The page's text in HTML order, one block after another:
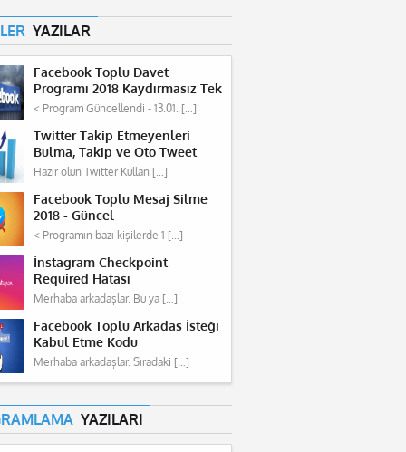
YAZILAR
Facebook Toplu Davet
Programı 2018 Kaydırmasız Tek
Tuş
< Program Güncellendi - 13.01. […]
Twitter Takip Etmeyenleri
Bulma, Takip ve Oto Tweet
Programı 2018
Hazır olun Twitter Kullan […]
Facebook Toplu Mesaj Silme
2018 - Güncel
< Programın bazı kişilerde 1 […]
İnstagram Checkpoint
Required Hatası
Merhaba arkadaşlar. Bu ya […]
Facebook Toplu Arkadaş İsteği
Kabul Etme Kodu
Merhaba arkadaşlar. Sıradaki […]
YAZILARI